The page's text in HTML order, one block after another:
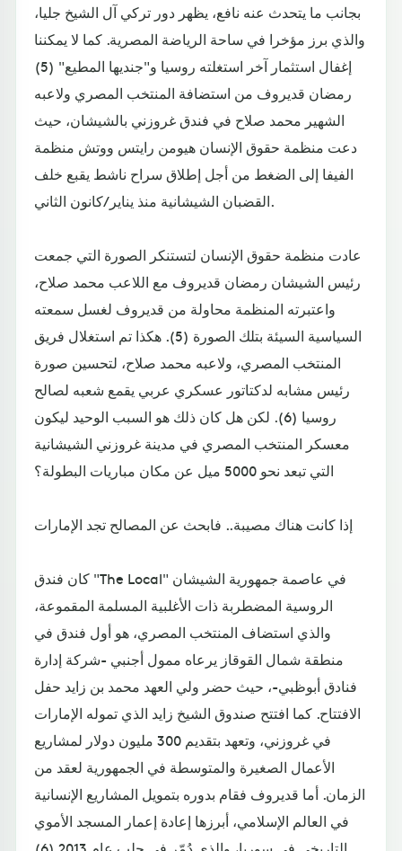
بجانب ما يتحدث عنه نافع، يظهر دور تركي آل الشيخ جليا،
والذي برز مؤخرا في ساحة الرياضة المصرية. كما لا يمكننا
إغفال استثمار آخر استغلته روسيا و"جنديها المطيع" (5)
رمضان قديروف من استضافة المنتخب المصري ولاعبه
الشهير محمد صلاح في فندق غروزني بالشيشان، حيث
دعت منظمة حقوق الإنسان هيومن رايتس ووتش منظمة
الفيفا إلى الضغط من أجل إطلاق سراح ناشط يقبع خلف
القضبان الشيشانية منذ يناير/كانون الثاني.
عادت منظمة حقوق الإنسان لتستنكر الصورة التي جمعت
رئيس الشيشان رمضان قديروف مع اللاعب محمد صلاح،
واعتبرته المنظمة محاولة من قديروف لغسل سمعته
السياسية السيئة بتلك الصورة (5). هكذا تم استغلال فريق
المنتخب المصري، ولاعبه محمد صلاح، لتحسين صورة
رئيس مشابه لدكتاتور عسكري عربي يقمع شعبه لصالح
روسيا (6). لكن هل كان ذلك هو السبب الوحيد ليكون
معسكر المنتخب المصري في مدينة غروزني الشيشانية
التي تبعد نحو 5000 ميل عن مكان مباريات البطولة؟
إذا كانت هناك مصيبة.. فابحث عن المصالح تجد الإمارات
كان فندق "The Local" في عاصمة جمهورية الشيشان
الروسية المضطربة ذات الأغلبية المسلمة المقموعة،
والذي استضاف المنتخب المصري، هو أول فندق في
منطقة شمال القوقاز يرعاه ممول أجنبي -شركة إدارة
فنادق أبوظبي-، حيث حضر ولي العهد محمد بن زايد حفل
الافتتاح. كما افتتح صندوق الشيخ زايد الذي تموله الإمارات
في غروزني، وتعهد بتقديم 300 مليون دولار لمشاريع
الأعمال الصغيرة والمتوسطة في الجمهورية لعقد من
الزمان. أما قديروف فقام بدوره بتمويل المشاريع الإنسانية
في العالم الإسلامي، أبرزها إعادة إعمار المسجد الأموي